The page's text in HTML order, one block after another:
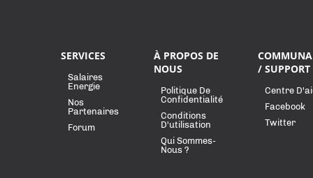
SERVICES
Salaires
Energie
Nos
Partenaires
Forum
À PROPOS DE
NOUS
Politique De
Confidentialité
Conditions
D'utilisation
Qui Sommes-
Nous ?
/ SUPPORT
Centre
Facebook
Twitter